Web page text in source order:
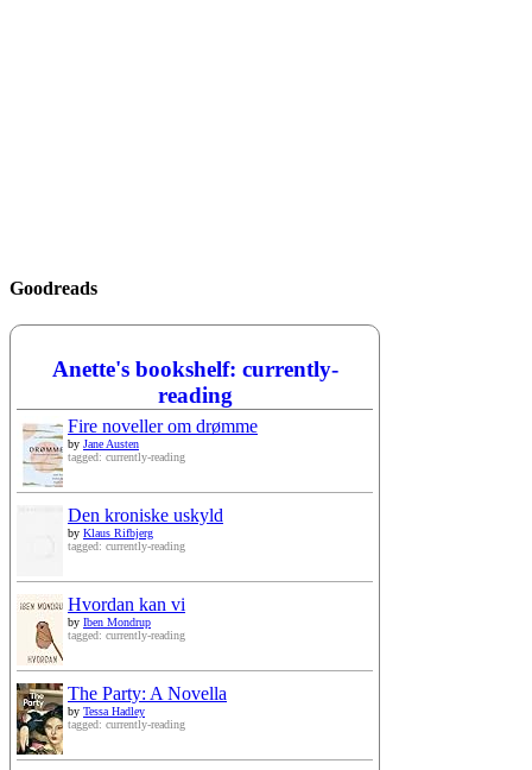
Goodreads
Anette's bookshelf: currently-
reading
Fire noveller om drømme
by Jane Austen
tagged: currently-reading
Den kroniske uskyld
by Klaus Rifbjerg
tagged: currently-reading
Hvordan kan vi
by Iben Mondrup
tagged: currently-reading
The Party: A Novella
by Tessa Hadley
tagged: currently-reading